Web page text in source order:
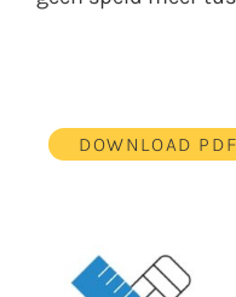
DOWNLOAD PDF